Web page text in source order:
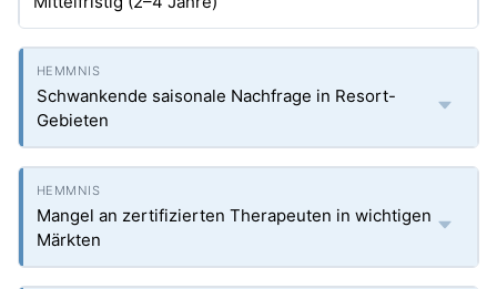
Schwankende saisonale Nachfrage in Resort-
Gebieten
Mangel an zertifizierten Therapeuten in wichtigen
Märkten